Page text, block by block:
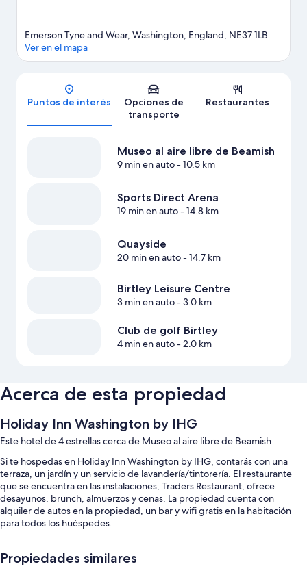
Mapa
Emerson Tyne and Wear, Washington, England, NE37 1LB
Ver en el mapa
Puntos de interés
Opciones de
transporte
Restaurantes
Museo al aire libre de Beamish
9 min en auto- 10.5 km
Sports Direct Arena
19 min en auto- 14.8 km
Quayside
20 min en auto- 14.7 km
Birtley Leisure Centre
3 min en auto- 3.0 km
Club de golf Birtley
4 min en auto- 2.0 km
Acerca de esta propiedad
Holiday Inn Washington by IHG
Este hotel de 4 estrellas cerca de Museo al aire libre de Beamish
Si te hospedas en Holiday Inn Washington by IHG, contarás con una
terraza, un jardín y un servicio de lavandería/tintorería. El restaurante
que se encuentra en las instalaciones, Traders Restaurant, ofrece
desayunos, brunch, almuerzos y cenas. La propiedad cuenta con
alquiler de autos en la propiedad, un bar y wifi gratis en la habitación
para todos los huéspedes.
Estacionamiento gratis
Propiedades similares